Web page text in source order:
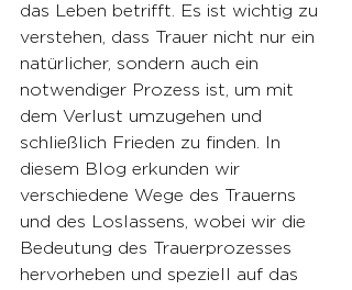
das Leben betrifft. Es ist wichtig zu
verstehen, dass Trauer nicht nur ein
natürlicher, sondern auch ein
notwendiger Prozess ist, um mit
dem Verlust umzugehen und
schließlich Frieden zu finden. In
diesem Blog erkunden wir
verschiedene Wege des Trauerns
und des Loslassens, wobei wir die
Bedeutung des Trauerprozesses
hervorheben und speziell auf das